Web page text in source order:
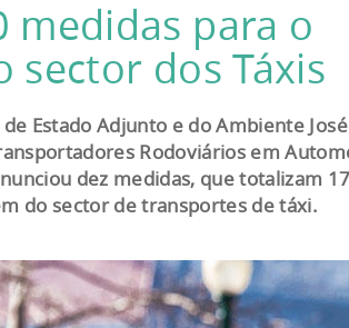
medidas para o
sector dos Táxis
Estado Adjunto e do Ambiente
Rodoviários em
dez medidas, que totalizam
do sector de transportes de táxi.